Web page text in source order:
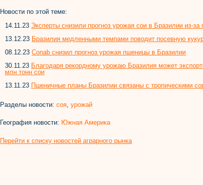
Новости по этой теме:
14.11.23 Эксперты снизили прогноз урожая сои в Бразилии из-за
13.12.23 Бразилия медленными темпами поводит посевную
08.12.23 Conab снизил прогноз урожая пшеницы в Бразилии
30.11.23 Благодаря рекордному урожаю Бразилия может
млн тонн сои
13.11.23 Пшеничные планы Бразилии связаны с тропическими
Разделы новости: соя урожай
География новости: Южная Америка
Перейти к списку новостей аграрного рынка